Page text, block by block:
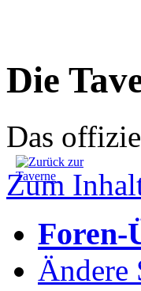
Die
Das
Zum
Foren-
Ändere